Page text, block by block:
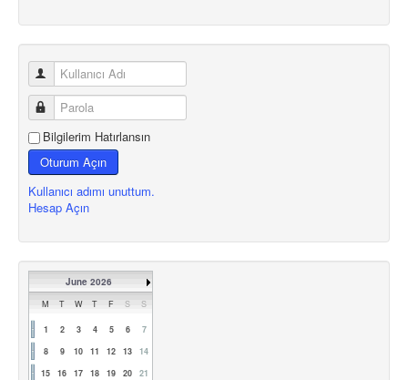
Bilgilerim Hatırlansın
Oturum Açın
Kullanıcı adımı unuttum.
Hesap Açın
June 2026
M T W T F S S
1 2 3 4 5 6
7
8
9 10 11 12 13
14
15
16 17 18 19 20
21